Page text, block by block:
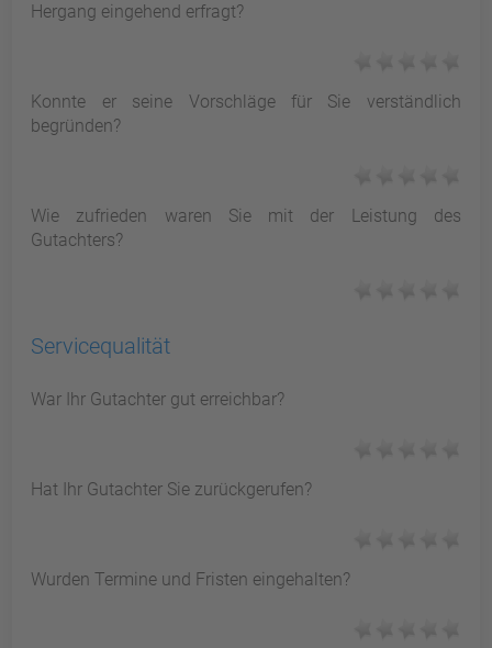
Hergang eingehend erfragt?
Konnte er seine Vorschläge für Sie verständlich
begründen?
Wie zufrieden waren Sie mit der Leistung des
Gutachters?
Servicequalität
War Ihr Gutachter gut erreichbar?
Hat Ihr Gutachter Sie zurückgerufen?
Wurden Termine und Fristen eingehalten?